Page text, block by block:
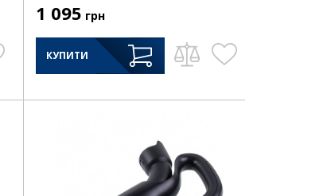
1 095 грн
КУПИТИ